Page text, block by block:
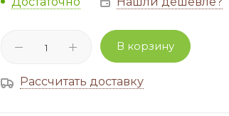
В корзину
Рассчитать доставку